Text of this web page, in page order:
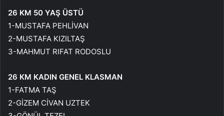
26 KM 50 YAŞ ÜSTÜ
1-MUSTAFA PEHLİVAN
2-MUSTAFA KIZILTAŞ
3-MAHMUT RIFAT RODOSLU
26 KM KADIN GENEL KLASMAN
1-FATMA TAŞ
2-GİZEM CİVAN UZTEK